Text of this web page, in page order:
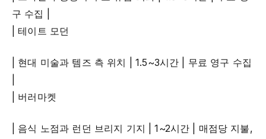
구 수집 |
| 테이트 모던
| 현대 미술과 템즈 측 위치 | 1.5~3시간 | 무료 영구 수집
| 버러마켓
| 음식 노점과 런던 브리지 기지 | 1~2시간 | 매점당 지불,